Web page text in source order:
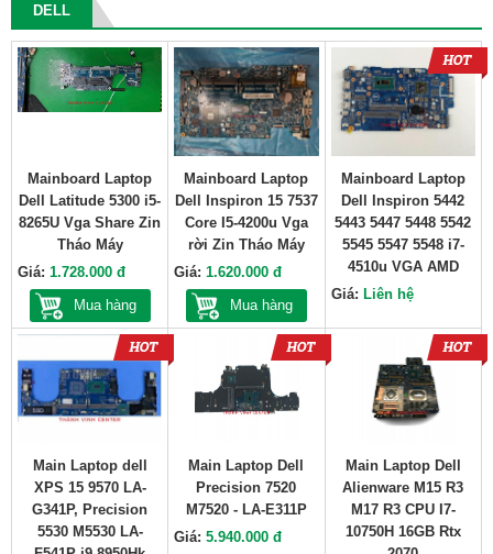
DELL
Mainboard Laptop
Dell Latitude 5300 i5-
8265U Vga Share Zin
Tháo Máy
Giá: 1.728.000 đ
Mua hàng
Mainboard Laptop
Dell Inspiron 15 7537
Core I5-4200u Vga
rời Zin Tháo Máy
Giá:1.620.000 đ
Mua hàng
Mainboard Laptop
Dell Inspiron 5442
5443 5447 5448 5542
5545 5547 5548 i7-
4510u VGA AMD
Giá: Liên hệ
Main Laptop dell
XPS 15 9570 LA-
G341P, Precision
5530 M5530 LA-
Main Laptop Dell
Precision 7520
M7520 - LA-E311P
Giá:5.940.000 đ
Main Laptop Dell
Alienware M15 R3
M17 R3 CPU I7-
10750H 16GB Rtx